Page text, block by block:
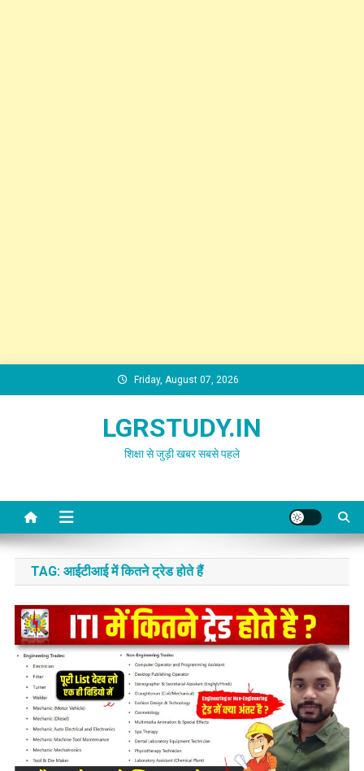
to
Friday, August 07, 2026
LGRSTUDY.IN
शिक्षा से जुड़ी खबर सबसे पहले
TAG: आईटीआई में कितने ट्रेड होते हैं